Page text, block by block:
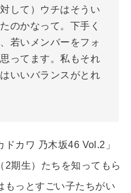
して）ウチはそうい
のかなって。下手く
若いメンバーをフォ
ってます。私もそれ
いいバランスがとれ
カワ 乃木坂46 Vol.2」
2期生）たちを知ってもら
もっとすごい子たちがい